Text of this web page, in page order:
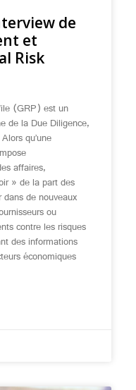
de
et
Risk
(GRP) est un
de la Due Diligence,
qu’une
affaires,
» de la part des
de nouveaux
ou
contre les risques
des informations
économiques